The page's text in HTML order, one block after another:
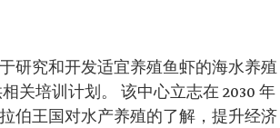
研究和开发适宜养殖鱼虾的海水养殖
关培训计划。 该中心立志在 2030 年
伯王国对水产养殖的了解，提升经济